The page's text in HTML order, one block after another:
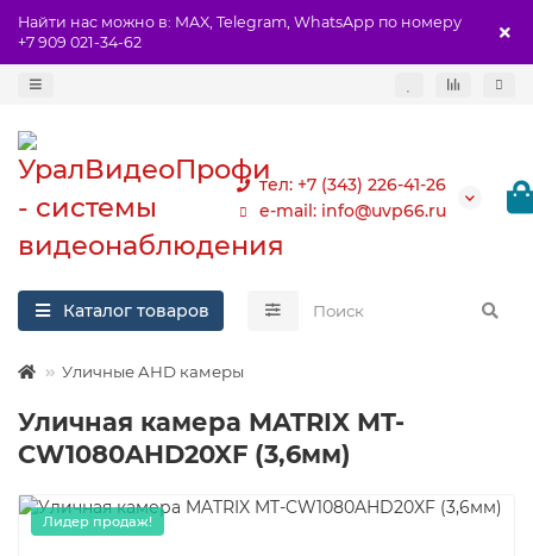
Найти нас можно в: MAX, Telegram, WhatsApp по номеру
+7 909 021-34-62
тел: +7 (343) 226-41-26
e-mail: info@uvp66.ru
Каталог товаров
Уличные AHD камеры
Уличная камера MATRIX MT-
CW1080AHD20XF (3,6мм)
Лидер продаж!